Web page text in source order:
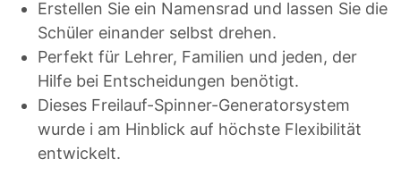
Erstellen Sie ein Namensrad und lassen Sie die
Schüler einander selbst drehen.
Perfekt für Lehrer, Familien und jeden, der
Hilfe bei Entscheidungen benötigt.
Dieses Freilauf-Spinner-Generatorsystem
wurde i am Hinblick auf höchste Flexibilität
entwickelt.